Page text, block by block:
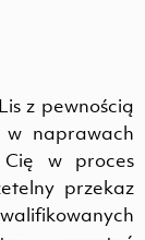
z pewnością
w naprawach
Cię w proces
przekaz